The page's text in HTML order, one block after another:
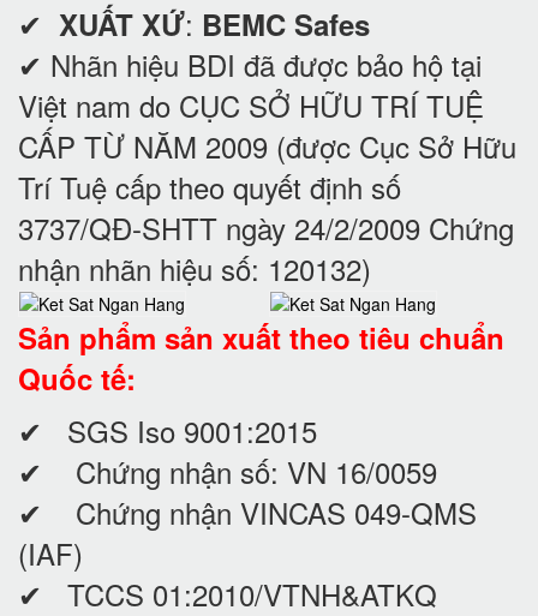
✔ XUẤT XỨ: BEMC Safes
✔ Nhãn hiệu BDI đã được bảo hộ tại
Việt nam do CỤC SỞ HỮU TRÍ TUỆ
CẤP TỪ NĂM 2009 (được Cục Sở Hữu
Trí Tuệ cấp theo quyết định số
3737/QĐ-SHTT ngày 24/2/2009 Chứng
nhận nhãn hiệu số: 120132)
Sản phẩm sản xuất theo tiêu chuẩn
Quốc tế:
✔ SGS Iso 9001:2015
✔ Chứng nhận số: VN 16/0059
✔ Chứng nhận VINCAS 049-QMS
(IAF)
✔ TCCS 01:2010/VTNH&ATKQ